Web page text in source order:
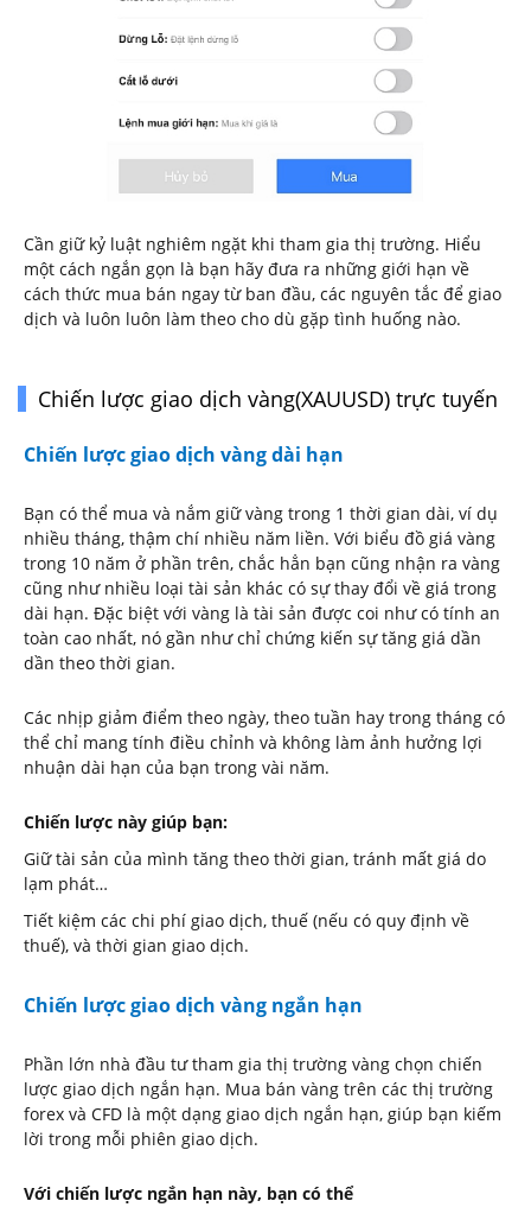
Cần giữ kỷ luật nghiêm ngặt khi tham gia thị trường. Hiểu
một cách ngắn gọn là bạn hãy đưa ra những giới hạn về
cách thức mua bán ngay từ ban đầu, các nguyên tắc để giao
dịch và luôn luôn làm theo cho dù gặp tình huống nào.
Chiến lược giao dịch vàng(XAUUSD) trực tuyến
Chiến lược giao dịch vàng dài hạn
Bạn có thể mua và nắm giữ vàng trong 1 thời gian dài, ví dụ
nhiều tháng, thậm chí nhiều năm liền. Với biểu đồ giá vàng
trong 10 năm ở phần trên, chắc hẳn bạn cũng nhận ra vàng
cũng như nhiều loại tài sản khác có sự thay đổi về giá trong
dài hạn. Đặc biệt với vàng là tài sản được coi như có tính an
toàn cao nhất, nó gần như chỉ chứng kiến sự tăng giá dần
dần theo thời gian.
Các nhịp giảm điểm theo ngày, theo tuần hay trong tháng có
thể chỉ mang tính điều chỉnh và không làm ảnh hưởng lợi
nhuận dài hạn của bạn trong vài năm.
Chiến lược này giúp bạn:
Giữ tài sản của mình tăng theo thời gian, tránh mất giá do
lạm phát…
Tiết kiệm các chi phí giao dịch, thuế (nếu có quy định về
thuế), và thời gian giao dịch.
Chiến lược giao dịch vàng ngắn hạn
Phần lớn nhà đầu tư tham gia thị trường vàng chọn chiến
lược giao dịch ngắn hạn. Mua bán vàng trên các thị trường
forex và CFD là một dạng giao dịch ngắn hạn, giúp bạn kiếm
lời trong mỗi phiên giao dịch.
Với chiến lược ngắn hạn này, bạn có thể